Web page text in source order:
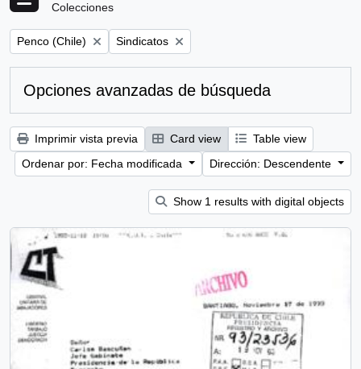
Colecciones
Remove filter:
Penco (Chile) Remove filter:
Sindicatos
Opciones avanzadas de búsqueda
Imprimir vista previa Card view
Table view
Ordenar por: Fecha modificada
Dirección: Descendente
Show 1 results with digital objects